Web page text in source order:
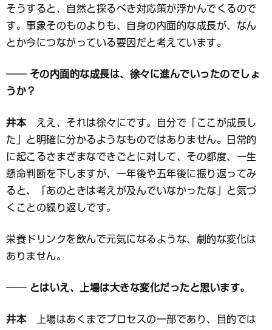
そうすると、自然と採るべき対応策が浮かんでくるので
す。事象そのものよりも、自身の内面的な成長が、なん
とか今につながっている要因だと考えています。
── その内面的な成長は、徐々に進んでいったのでしょ
うか？
井本ええ、それは徐々にです。自分で「ここが成長し
た」と明確に分かるようなものではありません。日常的
に起こるさまざまなできごとに対して、その都度、一生
懸命判断を下しますが、一年後や五年後に振り返ってみ
ると、「あのときは考えが及んでいなかったな」と気づ
くことの繰り返しです。
栄養ドリンクを飲んで元気になるような、劇的な変化は
ありません。
── とはいえ、上場は大きな変化だったと思います。
井本上場はあくまでプロセスの一部であり、目的では